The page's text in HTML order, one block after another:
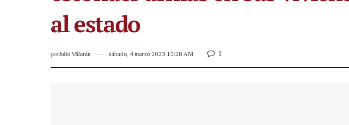
al estado
porJulio Villarán sábado, 4 marzo 2023 10:28 AM 1